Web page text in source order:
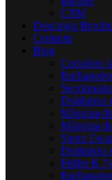
CRM
Descargar
Contacto
Blog
Cortadora
Dobladora
Máquina
Máquina
Sierra
Dobladora
Felder K